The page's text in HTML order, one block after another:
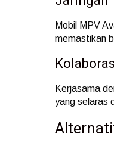
Mobil MPV
memastikan
Kerjasama
yang selaras